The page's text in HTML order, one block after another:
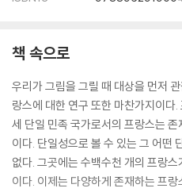
책 속으로
우리가 그림을 그릴 때 대상을 먼저
랑스에 대한 연구 또한 마찬가지이다
세 단일 민족 국가로서의 프랑스는
이다. 단일성으로 볼 수 있는 그 어떤
없다. 그곳에는 수백수천 개의 프랑
이다. 이제는 다양하게 존재하는 프랑